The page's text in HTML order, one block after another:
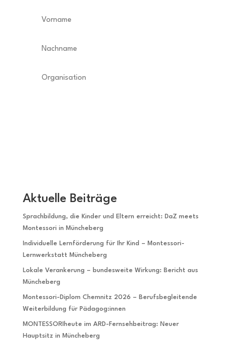
Aktuelle Beiträge
Sprachbildung, die Kinder und Eltern erreicht: DaZ meets
Montessori in Müncheberg
Individuelle Lernförderung für Ihr Kind – Montessori-
Lernwerkstatt Müncheberg
Lokale Verankerung – bundesweite Wirkung: Bericht aus
Müncheberg
Montessori-Diplom Chemnitz 2026 – Berufsbegleitende
Weiterbildung für Pädagog:innen
MONTESSORIheute im ARD-Fernsehbeitrag: Neuer
Hauptsitz in Müncheberg